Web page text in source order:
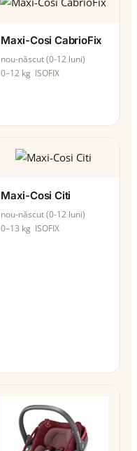
Maxi-Cosi CabrioFix
nou-născut (0-12 luni)
0–12 kg ISOFIX
Maxi-Cosi Citi
nou-născut (0-12 luni)
0–13 kg ISOFIX